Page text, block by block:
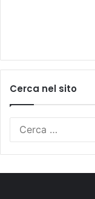
Cerca nel sito